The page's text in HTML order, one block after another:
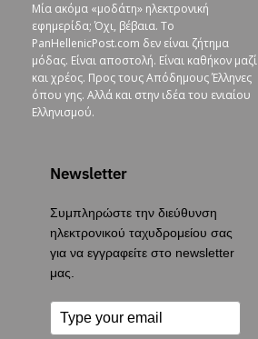
Μία ακόμα «μοδάτη» ηλεκτρονική
εφημερίδα; Όχι, βέβαια. To
PanHellenicPost.com δεν είναι ζήτημα
μόδας. Είναι αποστολή. Είναι καθήκον μαζί
και χρέος. Προς τους Απόδημους Έλληνες
όπου γης. Αλλά και στην ιδέα του ενιαίου
Ελληνισμού.
Newsletter
Συμπληρώστε την διεύθυνση
ηλεκτρονικού ταχυδρομείου σας
για να εγγραφείτε στο newsletter
μας.